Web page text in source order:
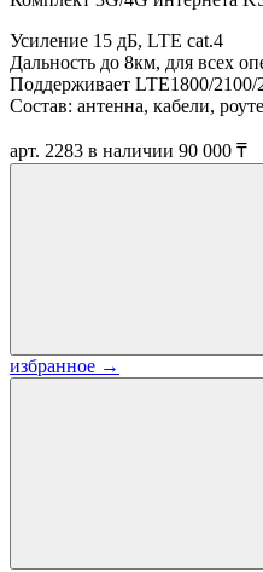
Усиление 15 дБ, LTE cat.4
Дальность до 8км, для всех
Поддерживает LTE1800/2100/
Состав: антенна, кабели,
арт. 2283 в наличии 90 000 ₸
избранное →